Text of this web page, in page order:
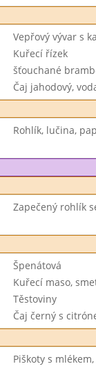
Vepřový vývar s
Kuřecí řízek
šťouchané
Čaj jahodový,
Rohlík, lučina,
Zapečený rohlík
Špenátová
Kuřecí maso,
Těstoviny
Čaj černý s
Piškoty s